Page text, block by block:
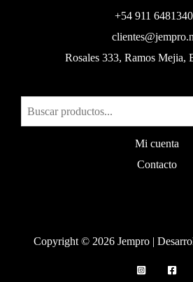
+54 911
Rosales 333, Ramos Mejia,
Mi cuenta
Contacto
Copyright © 2026 Jempro |